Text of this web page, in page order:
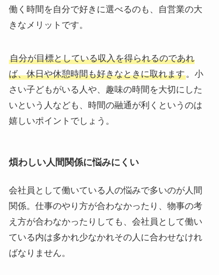
働く時間を自分で好きに選べるのも、自営業の大
きなメリットです。
自分が目標としている収入を得られるのであれ
ば、休日や休憩時間も好きなときに取れます。小
さい子どもがいる人や、趣味の時間を大切にした
いという人なども、時間の融通が利くというのは
嬉しいポイントでしょう。
煩わしい人間関係に悩みにくい
会社員として働いている人の悩みで多いのが人間
関係。仕事のやり方が合わなかったり、物事の考
え方が合わなかったりしても、会社員として働い
ている内は多かれ少なかれその人に合わせなけれ
ばなりません。